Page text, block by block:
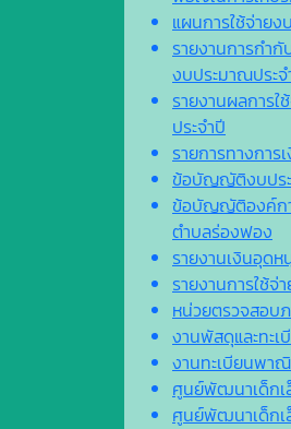
แผนการใช้จ่าย
รายงานการกำ
งบประมาณประ
รายงานผลการ
ประจำปี
รายการทางการ
ข้อบัญญัติงบปร
ข้อบัญญัติองค์ก
ตำบลร่องฟอง
รายงานเงินอุดห
รายงานการใช้จ่
หน่วยตรวจสอบ
งานพัสดุและทะ
งานทะเบียนพา
ศูนย์พัฒนาเด็ก
ศูนย์พัฒนาเด็กเ